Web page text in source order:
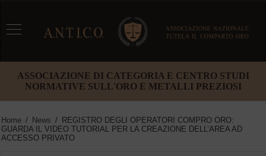
ASSOCIAZIONE DI CATEGORIA E CENTRO STUDI
NORMATIVE SULL'ORO E METALLI PREZIOSI
Home / News / REGISTRO DEGLI OPERATORI COMPRO ORO:
GUARDA IL VIDEO TUTORIAL PER LA CREAZIONE DELL’AREA AD
ACCESSO PRIVATO